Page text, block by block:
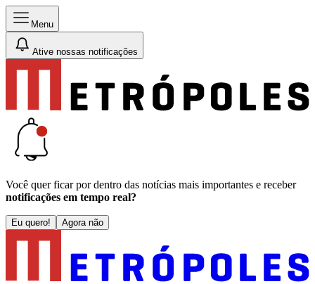
Menu
Ative nossas notificações
Você quer ficar por dentro das notícias mais importantes e receber
notificações em tempo real?
Eu quero! Agora não